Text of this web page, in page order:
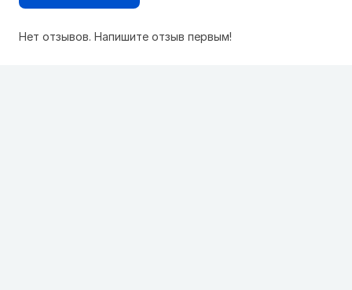
Нет отзывов. Напишите отзыв первым!